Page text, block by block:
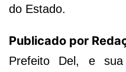
do Estado.
Publicado por
Prefeito Del, e